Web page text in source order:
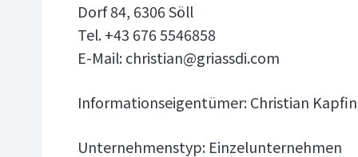
Dorf 84, 6306 Söll
Tel. +43 676 5546858
E-Mail: christian@griassdi.com
Informationseigentümer: Christian
Unternehmenstyp: Einzelunternehmen